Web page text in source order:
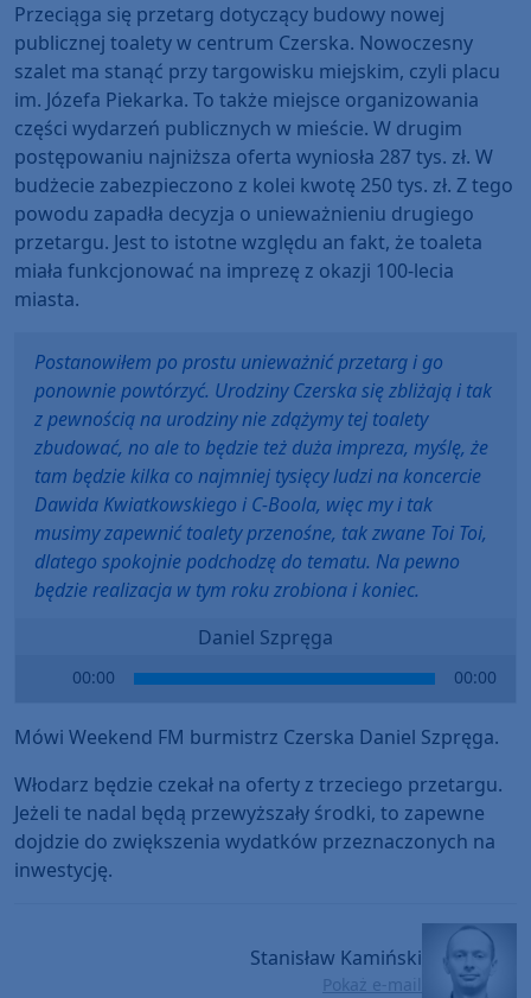
Przeciąga się przetarg dotyczący budowy nowej
publicznej toalety w centrum Czerska. Nowoczesny
szalet ma stanąć przy targowisku miejskim, czyli placu
im. Józefa Piekarka. To także miejsce organizowania
części wydarzeń publicznych w mieście. W drugim
postępowaniu najniższa oferta wyniosła 287 tys. zł. W
budżecie zabezpieczono z kolei kwotę 250 tys. zł. Z tego
powodu zapadła decyzja o unieważnieniu drugiego
przetargu. Jest to istotne względu an fakt, że toaleta
miała funkcjonować na imprezę z okazji 100-lecia
miasta.
Postanowiłem po prostu unieważnić przetarg i go
ponownie powtórzyć. Urodziny Czerska się zbliżają i tak
z pewnością na urodziny nie zdążymy tej toalety
zbudować, no ale to będzie też duża impreza, myślę, że
tam będzie kilka co najmniej tysięcy ludzi na koncercie
Dawida Kwiatkowskiego i C-Boola, więc my i tak
musimy zapewnić toalety przenośne, tak zwane Toi Toi,
dlatego spokojnie podchodzę do tematu. Na pewno
będzie realizacja w tym roku zrobiona i koniec.
Daniel Szpręga
00:00 00:00
Mówi Weekend FM burmistrz Czerska Daniel Szpręga.
Włodarz będzie czekał na oferty z trzeciego przetargu.
Jeżeli te nadal będą przewyższały środki, to zapewne
dojdzie do zwiększenia wydatków przeznaczonych na
inwestycję.
Stanisław Kamiński
Pokaż e-mail